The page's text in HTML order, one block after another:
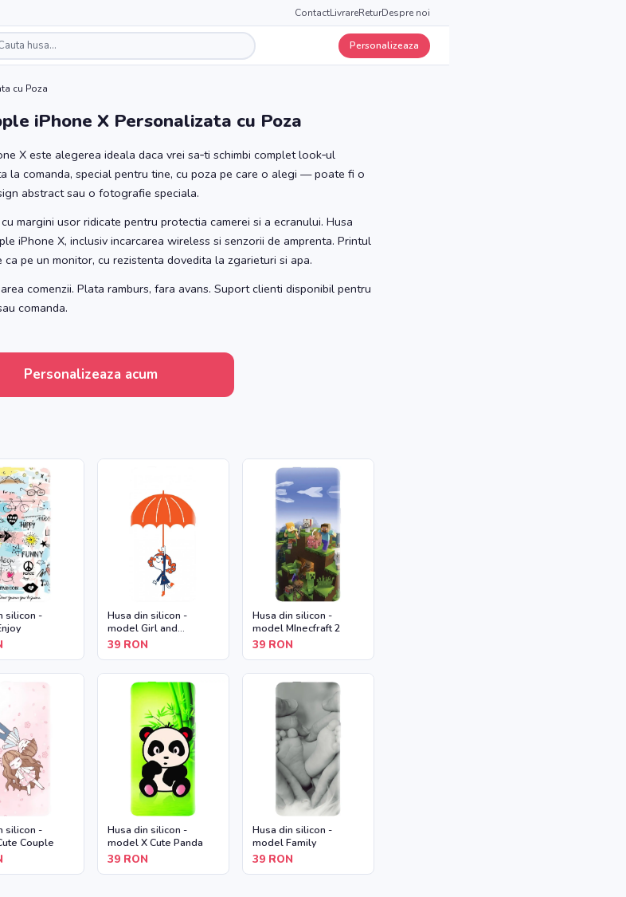
ContactLivrareReturDespre noi
Personalizeaza
cu Poza
iPhone X Personalizata cu Poza
X este alegerea ideala daca vrei sa‑ti schimbi complet look‑ul
la comanda, special pentru tine, cu poza pe care o alegi — poate fi o
abstract sau o fotografie speciala.
margini usor ridicate pentru protectia camerei si a ecranului. Husa
iPhone X, inclusiv incarcarea wireless si senzorii de amprenta. Printul
pe un monitor, cu rezistenta dovedita la zgarieturi si apa.
comenzii. Plata ramburs, fara avans. Suport clienti disponibil pentru
comanda.
Personalizeaza acum
silicon -
Husa din silicon -
model Girl and
Umbrella
39 RON
Husa din silicon -
model MInecfraft 2
39 RON
silicon -
Couple
Husa din silicon -
model X Cute Panda
39 RON
Husa din silicon -
model Family
39 RON